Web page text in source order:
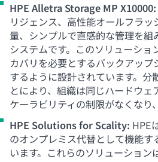
HPE Alletra Storage MP X10000:
リジェンス、高性能オールフラ
量、シンプルで直感的な管理を
システムです。このソリューシ
カバリを必要とするバックアッ
するように設計されています。
とにより、組織は同じハードウ
ケーラビリティの制限がなくなり
HPE Solutions for Scality: HPE
のオンプレミス代替として機能
います。これらのソリューショ